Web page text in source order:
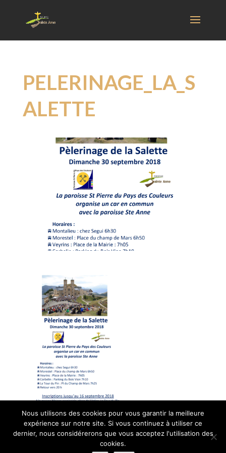
PELERINAGE_LA_S
ALETTE
© Paroisse Sainte-Anne - Maison paroissiale Place de l'église -
38110 La Tour du Pin - Tél: 04 74 97 10 33 | Développé par
Nous utilisons des cookies pour vous garantir la meilleure
expérience sur notre site. Si vous continuez à utiliser ce
dernier, nous considérerons que vous acceptez l'utilisation des
cookies.